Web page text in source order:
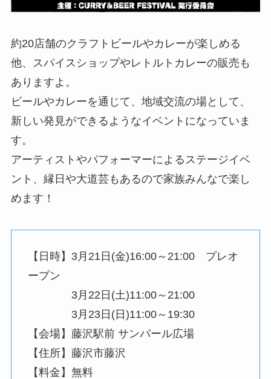
約20店舗のクラフトビールやカレーが楽しめる
他、スパイスショップやレトルトカレーの販売も
ありますよ。
ビールやカレーを通じて、地域交流の場として、
新しい発見ができるようなイベントになっていま
す。
アーティストやパフォーマーによるステージイベ
ント、縁日や大道芸もあるので家族みんなで楽し
めます！
【日時】3月21日(金)16:00～21:00 プレオ
ープン
3月22日(土)11:00～21:00
3月23日(日)11:00～19:30
【会場】藤沢駅前 サンパール広場
【住所】藤沢市藤沢
【料金】無料